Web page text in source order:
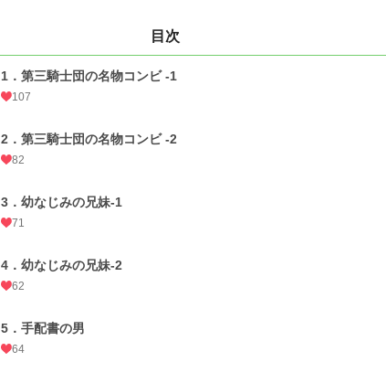
目次
1．第三騎士団の名物コンビ -1
107
2．第三騎士団の名物コンビ -2
82
3．幼なじみの兄妹-1
71
4．幼なじみの兄妹-2
62
5．手配書の男
64